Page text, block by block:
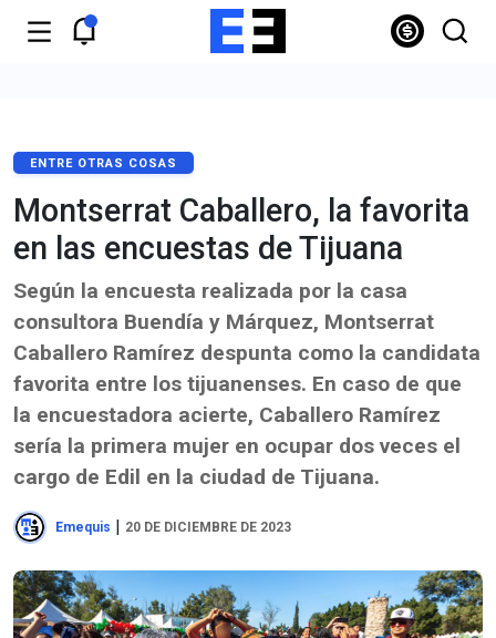
ENTRE OTRAS COSAS
Montserrat Caballero, la favorita
en las encuestas de Tijuana
Según la encuesta realizada por la casa
consultora Buendía y Márquez, Montserrat
Caballero Ramírez despunta como la candidata
favorita entre los tijuanenses. En caso de que
la encuestadora acierte, Caballero Ramírez
sería la primera mujer en ocupar dos veces el
cargo de Edil en la ciudad de Tijuana.
Emequis | 20 DE DICIEMBRE DE 2023